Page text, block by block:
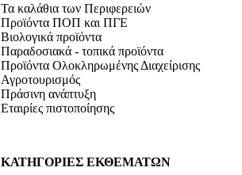
Τα καλάθια των Περιφερειών
Προϊόντα ΠΟΠ και ΠΓΕ
Βιολογικά προϊόντα
Παραδοσιακά - τοπικά προϊόντα
Προϊόντα Ολοκληρωμένης Διαχείρισης
Αγροτουρισμός
Πράσινη ανάπτυξη
Εταιρίες πιστοποίησης
ΚΑΤΗΓΟΡΙΕΣ ΕΚΘΕΜΑΤΩΝ